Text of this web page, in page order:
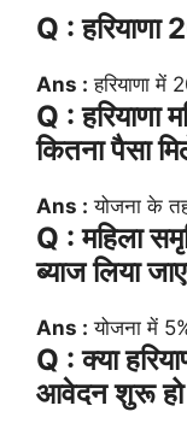
Q : हरियाणा
Ans : हरियाणा में
Q : हरियाणा
कितना पैसा
Ans : योजना के
Q : महिला
ब्याज लिया
Ans : योजना में
Q : क्या
आवेदन शुरू हो